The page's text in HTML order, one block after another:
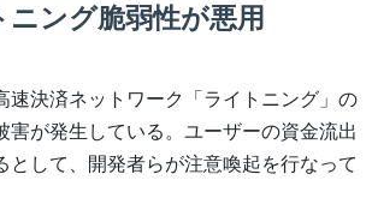
ング脆弱性が悪用
速決済ネットワーク「ライトニング」の
害が発生している。ユーザーの資金流出
として、開発者らが注意喚起を行なって